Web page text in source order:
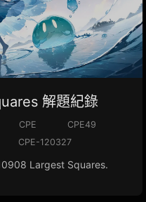
解題紀錄
CPE
CPE49
CPE-120327
Largest Squares.